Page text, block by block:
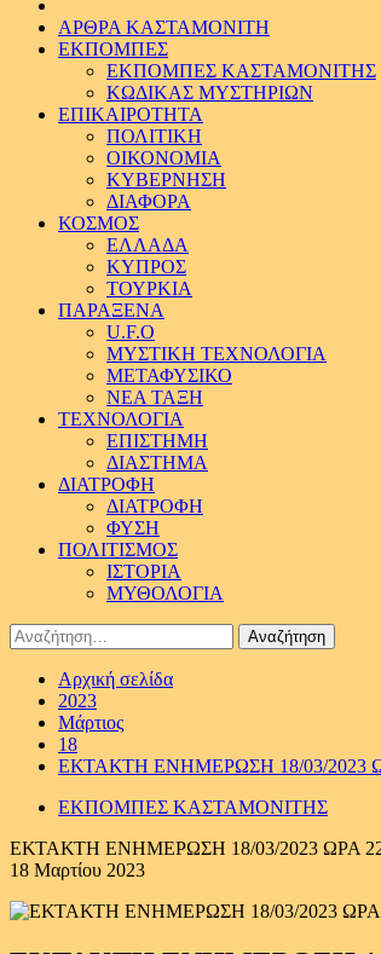
ΑΡΘΡΑ ΚΑΣΤΑΜΟΝΙΤΗ
ΕΚΠΟΜΠΕΣ
ΕΚΠΟΜΠΕΣ ΚΑΣΤΑΜΟΝΙΤΗΣ
ΚΩΔΙΚΑΣ ΜΥΣΤΗΡΙΩΝ
ΕΠΙΚΑΙΡΟΤΗΤΑ
ΠΟΛΙΤΙΚΗ
ΟΙΚΟΝΟΜΙΑ
ΚΥΒΕΡΝΗΣΗ
ΔΙΑΦΟΡΑ
ΚΟΣΜΟΣ
ΕΛΛΑΔΑ
ΚΥΠΡΟΣ
ΤΟΥΡΚΙΑ
ΠΑΡΑΞΕΝΑ
U.F.O
ΜΥΣΤΙΚΗ ΤΕΧΝΟΛΟΓΙΑ
ΜΕΤΑΦΥΣΙΚΟ
ΝΕΑ ΤΑΞΗ
ΤΕΧΝΟΛΟΓΙΑ
ΕΠΙΣΤΗΜΗ
ΔΙΑΣΤΗΜΑ
ΔΙΑΤΡΟΦΗ
ΔΙΑΤΡΟΦΗ
ΦΥΣΗ
ΠΟΛΙΤΙΣΜΟΣ
ΙΣΤΟΡΙΑ
ΜΥΘΟΛΟΓΙΑ
Αναζήτηση
για:
Αρχική σελίδα
2023
Μάρτιος
18
ΕΚΤΑΚΤΗ ΕΝΗΜΕΡΩΣΗ 18/03/2023
ΕΚΠΟΜΠΕΣ ΚΑΣΤΑΜΟΝΙΤΗΣ
ΕΚΤΑΚΤΗ ΕΝΗΜΕΡΩΣΗ 18/03/2023 ΩΡΑ
18 Μαρτίου 2023